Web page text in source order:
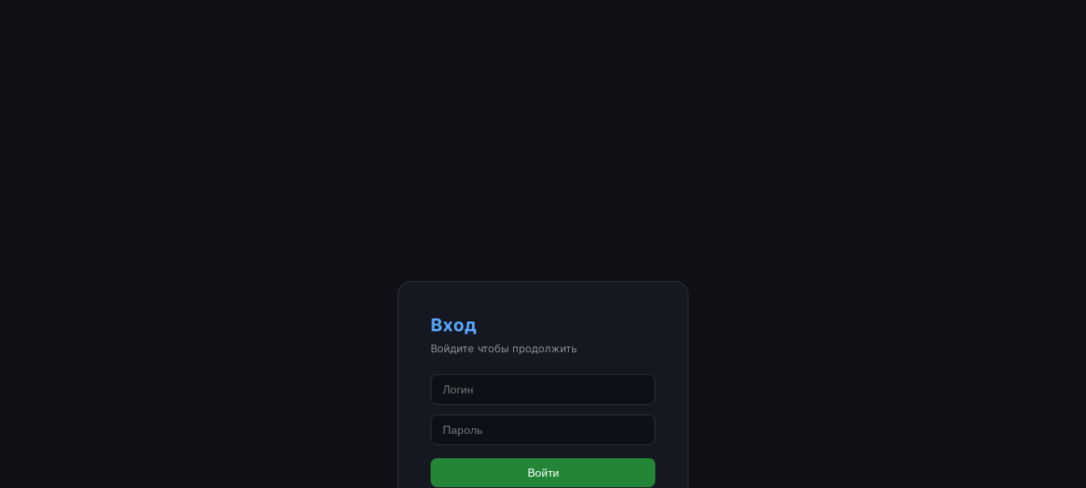
Вход
Войдите чтобы продолжить
Войти